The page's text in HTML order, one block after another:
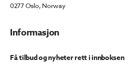
Informasjon
0277 Oslo, Norway
Få tilbud og nyheter rett i innboksen